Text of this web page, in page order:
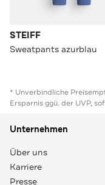
STEIFF
Sweatpants azurblau
* Unverbindliche
Ersparnis ggü. der UVP,
Unternehmen
Über uns
Karriere
Presse